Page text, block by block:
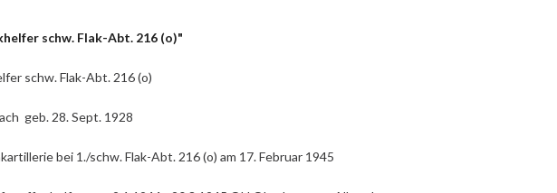
schw. Flak-Abt. 216 (o)"
schw. Flak-Abt. 216 (o)
geb. 28. Sept. 1928
bei 1./schw. Flak-Abt. 216 (o) am 17. Februar 1945